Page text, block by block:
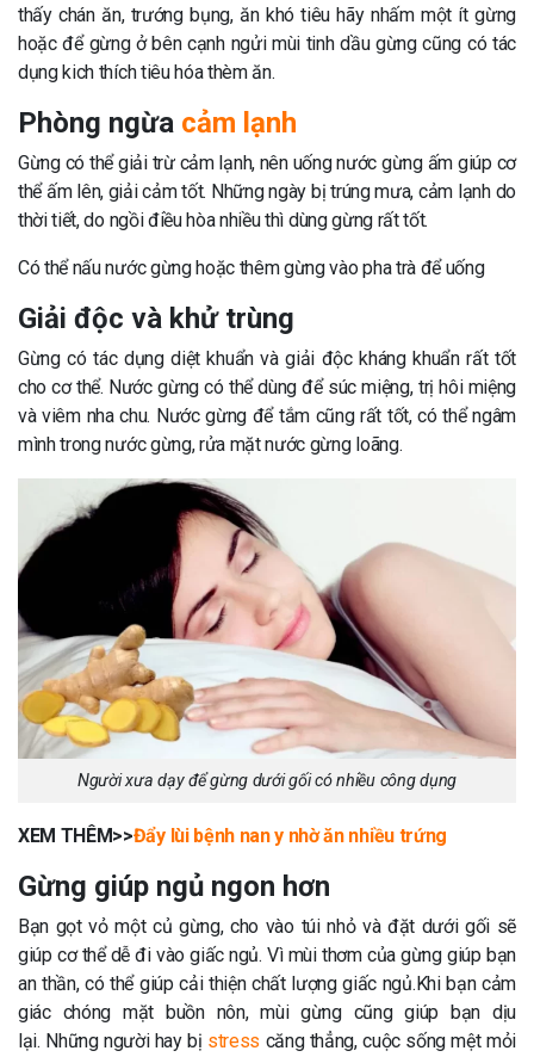
thấy chán ăn, trướng bụng, ăn khó tiêu hãy nhấm một ít gừng
hoặc để gừng ở bên cạnh ngửi mùi tinh dầu gừng cũng có tác
dụng kich thích tiêu hóa thèm ăn.
Phòng ngừa cảm lạnh
Gừng có thể giải trừ cảm lạnh, nên uống nước gừng ấm giúp cơ
thể ấm lên, giải cảm tốt. Những ngày bị trúng mưa, cảm lạnh do
thời tiết, do ngồi điều hòa nhiều thì dùng gừng rất tốt.
Có thể nấu nước gừng hoặc thêm gừng vào pha trà để uống
Giải độc và khử trùng
Gừng có tác dụng diệt khuẩn và giải độc kháng khuẩn rất tốt
cho cơ thể. Nước gừng có thể dùng để súc miệng, trị hôi miệng
và viêm nha chu. Nước gừng để tắm cũng rất tốt, có thể ngâm
mình trong nước gừng, rửa mặt nước gừng loãng.
Người xưa dạy để gừng dưới gối có nhiều công dụng
XEM THÊM>>Đẩy lùi bệnh nan y nhờ ăn nhiều trứng
Gừng giúp ngủ ngon hơn
Bạn gọt vỏ một củ gừng, cho vào túi nhỏ và đặt dưới gối sẽ
giúp cơ thể dễ đi vào giấc ngủ. Vì mùi thơm của gừng giúp bạn
an thần, có thể giúp cải thiện chất lượng giấc ngủ.Khi bạn cảm
giác chóng mặt buồn nôn, mùi gừng cũng giúp bạn dịu
lại. Những người hay bị stress căng thẳng, cuộc sống mệt mỏi